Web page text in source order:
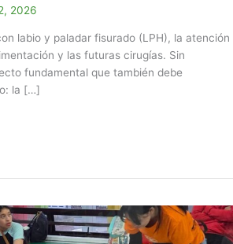
2026
labio y paladar fisurado (LPH), la atención
y las futuras cirugías. Sin
fundamental que también debe
la […]